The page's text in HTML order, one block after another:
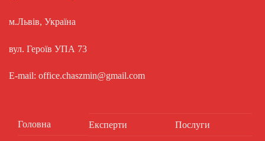
м.Львів, Україна
вул. Героїв УПА 73
E-mail: office.chaszmin@gmail.com
Головна Експерти Послуги